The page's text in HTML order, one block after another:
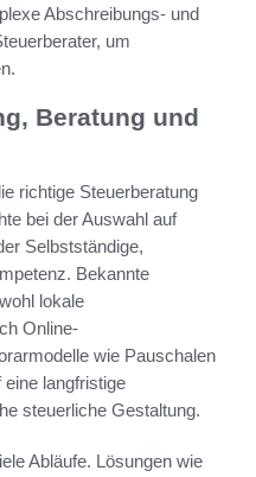
Abschreibungs- und
um
Beratung und
richtige Steuerberatung
bei der Auswahl auf
Selbstständige,
Bekannte
lokale
Online-
wie Pauschalen
langfristige
steuerliche Gestaltung.
Abläufe. Lösungen wie